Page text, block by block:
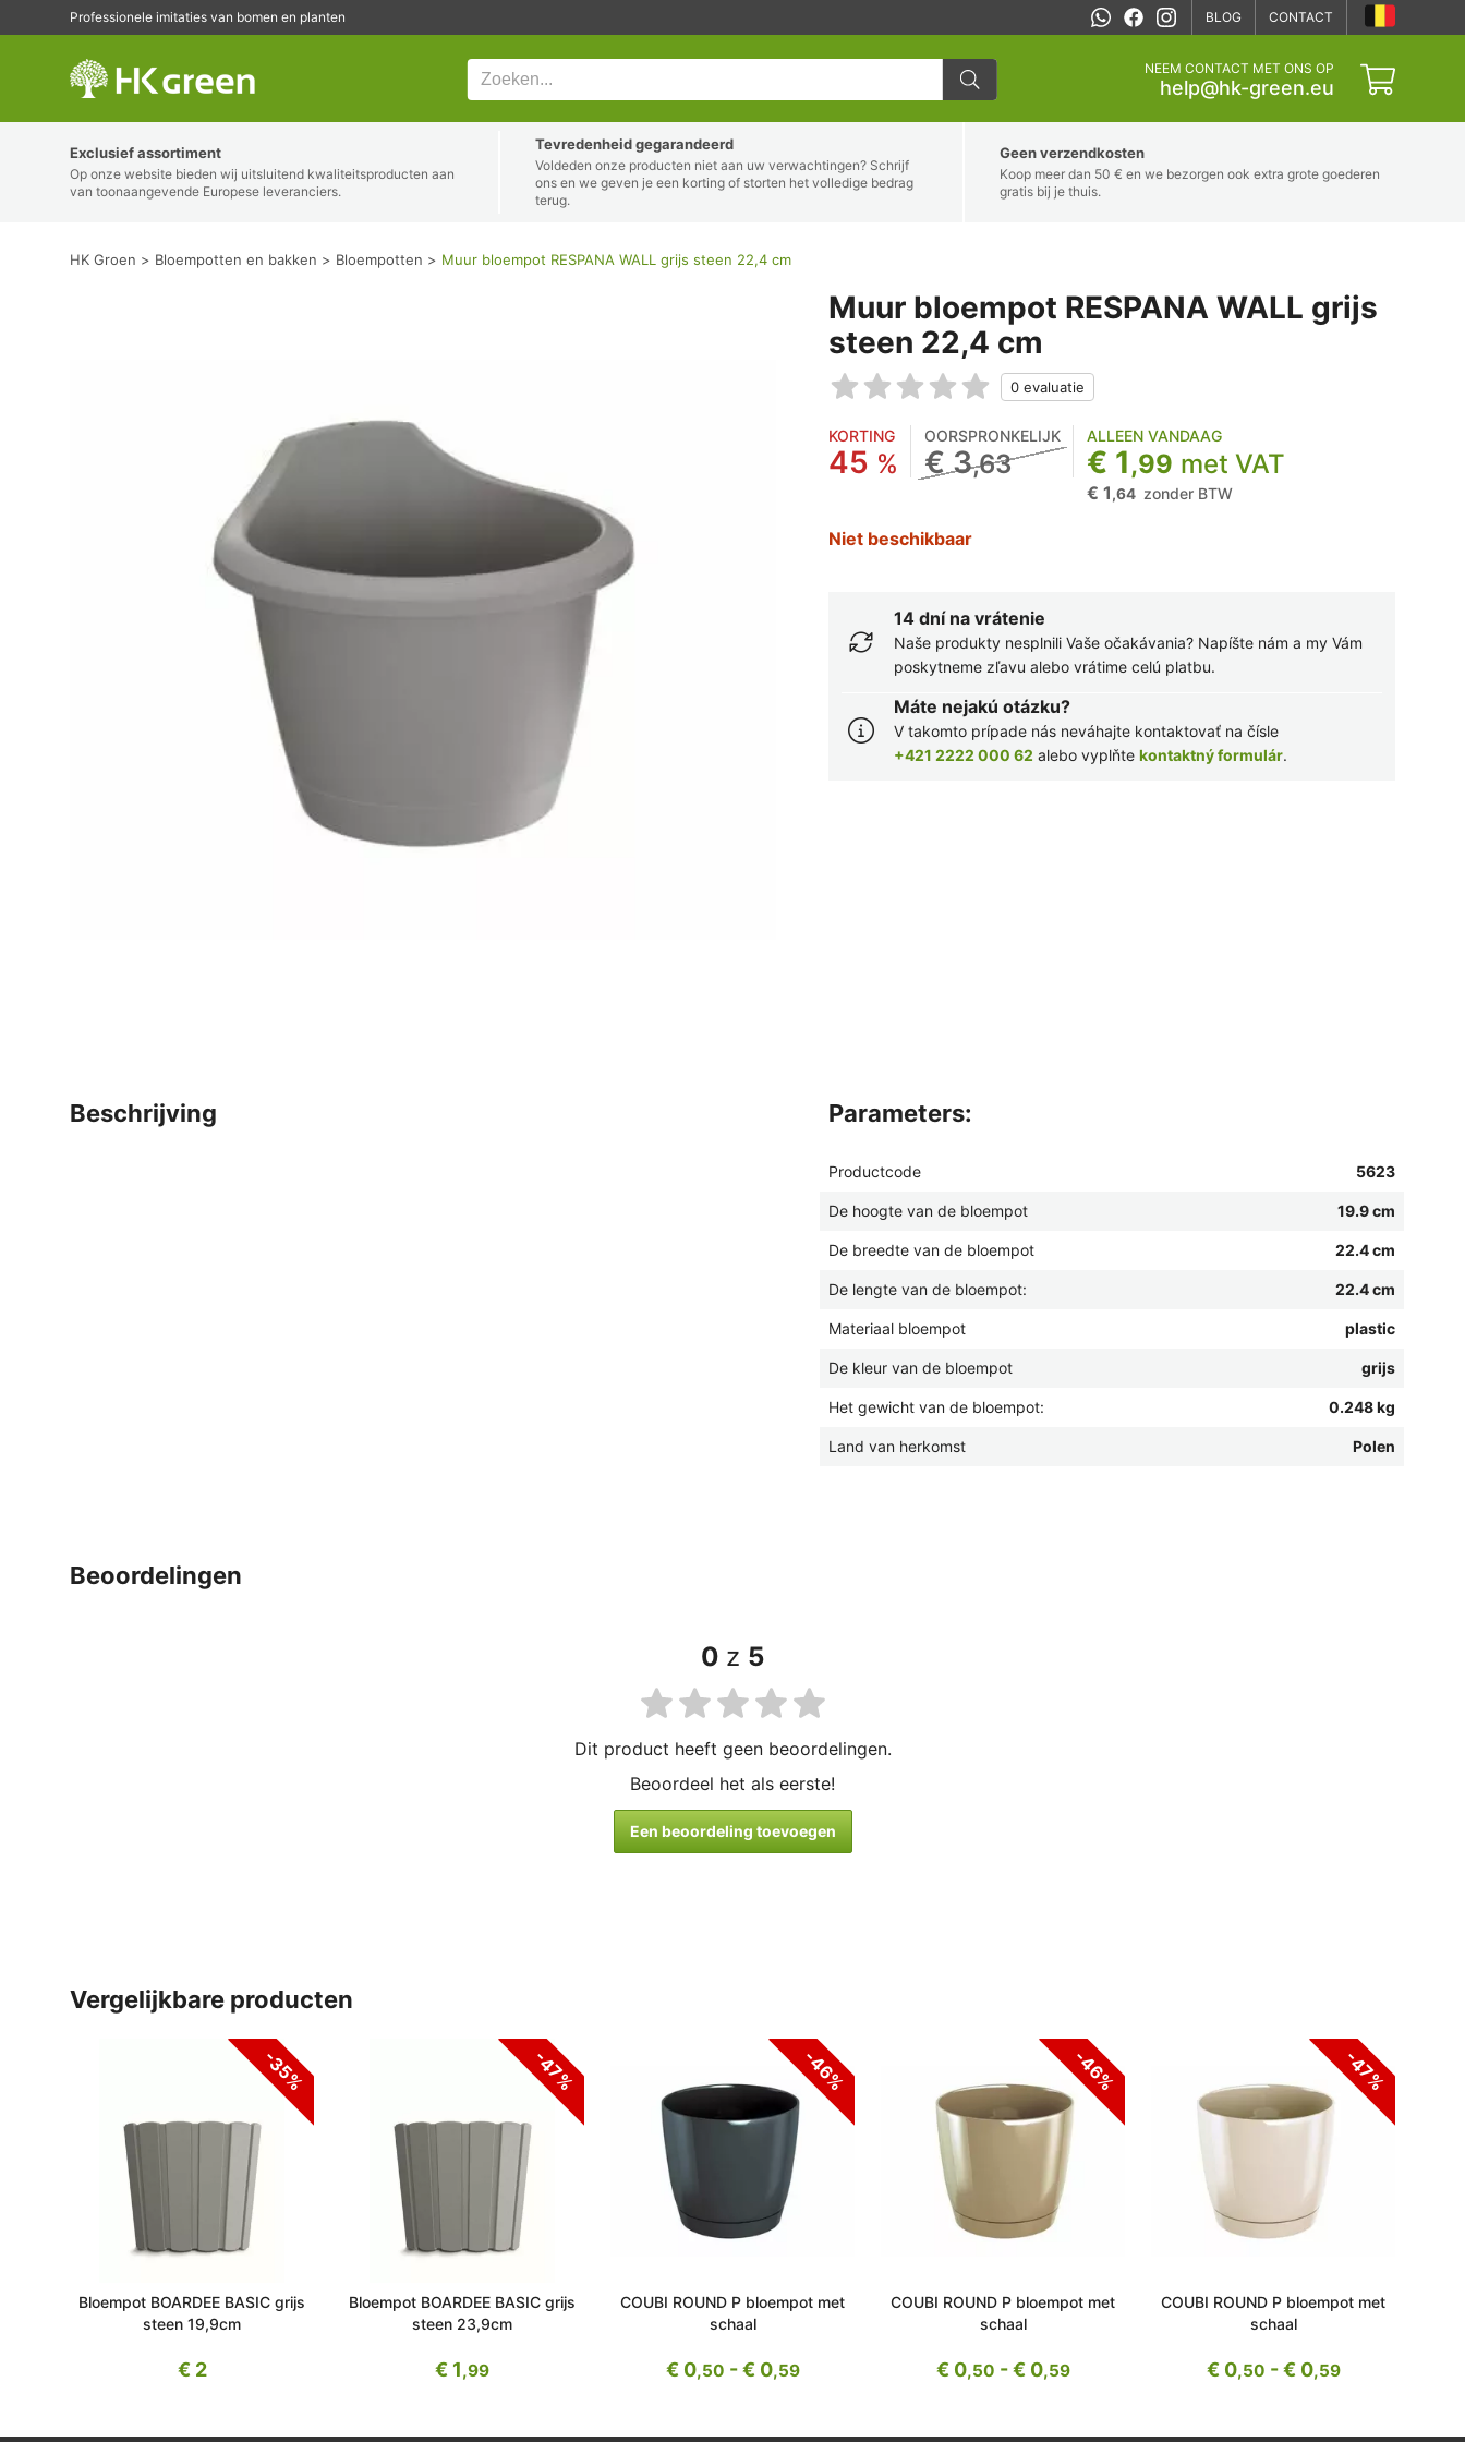
Professionele imitaties van bomen en planten BLOG
CONTACT
NEEM CONTACT MET ONS OP
help@hk-green.eu
HK Groen Bloempotten en bakken Bloempotten Muur bloempot RESPANA WALL grijs steen 22,4 cm
Exclusief assortiment
Op onze website bieden wij uitsluitend kwaliteitsproducten aan
van toonaangevende Europese leveranciers.
Tevredenheid gegarandeerd
Voldeden onze producten niet aan uw verwachtingen? Schrijf
ons en we geven je een korting of storten het volledige bedrag
terug.
Geen verzendkosten
Koop meer dan 50 € en we bezorgen ook extra grote goederen
gratis bij je thuis.
Muur bloempot RESPANA WALL grijs
steen 22,4 cm
KORTING
45 %
OORSPRONKELIJK
€ 3,63
ALLEEN VANDAAG
€ 1,99 met VAT
€ 1,64 zonder BTW
Niet beschikbaar
14 dní na vrátenie
Naše produkty nesplnili Vaše očakávania? Napíšte nám a my Vám
poskytneme zľavu alebo vrátime celú platbu.
Máte nejakú otázku?
V takomto prípade nás neváhajte kontaktovať na čísle
+421 2222 000 62 alebo vyplňte kontaktný formulár.
beschrijving parameters:
Productcode 5623
De hoogte van de bloempot 19.9 cm
De breedte van de bloempot 22.4 cm
De lengte van de bloempot: 22.4 cm
Materiaal bloempot plastic
De kleur van de bloempot grijs
Het gewicht van de bloempot: 0.248 kg
Land van herkomst Polen
beoordelingen
0 z 5
Dit product heeft geen beoordelingen.
Beoordeel het als eerste!
Een beoordeling toevoegen
vergelijkbare producten
-35%
Bloempot BOARDEE BASIC grijs
steen 19,9cm
€ 2
-47%
Bloempot BOARDEE BASIC grijs
steen 23,9cm
€ 1,99
-46%
COUBI ROUND P bloempot met
schaal
€ 0,50 - € 0,59
-46%
COUBI ROUND P bloempot met
schaal
€ 0,50 - € 0,59
-47%
COUBI ROUND P bloempot met
schaal
€ 0,50 - € 0,59